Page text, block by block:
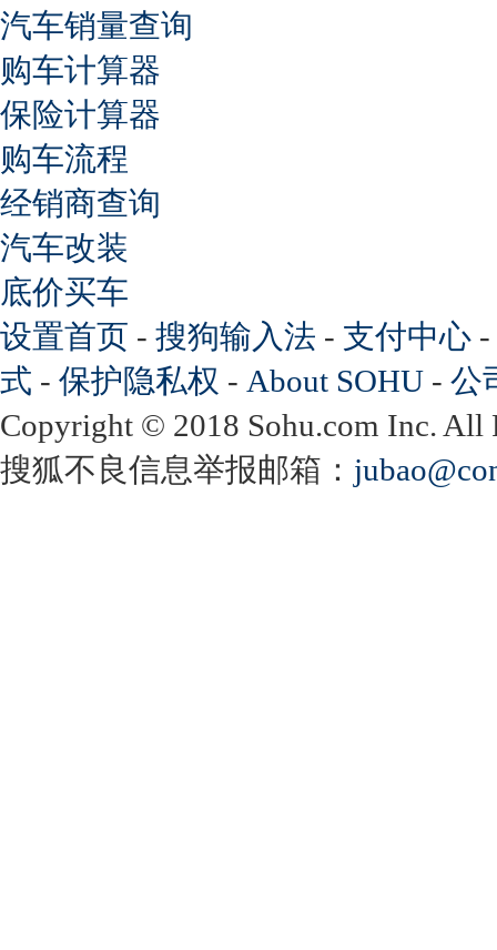
汽车销量查询
购车计算器
保险计算器
购车流程
经销商查询
汽车改装
底价买车
设置首页 - 搜狗输入法 - 支付中心 -
式 - 保护隐私权 - About SOHU - 公
Copyright © 2018 Sohu.com Inc.
搜狐不良信息举报邮箱：